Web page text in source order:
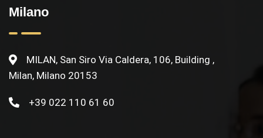
Milano
MILAN, San Siro Via Caldera, 106, Building ,
Milan, Milano 20153
+39 022 110 61 60